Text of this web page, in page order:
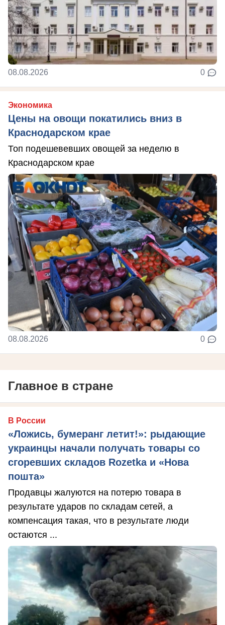
08.08.2026 0
Экономика
Цены на овощи покатились вниз в
Краснодарском крае
Топ подешевевших овощей за неделю в
Краснодарском крае
08.08.2026 0
Главное в стране
В России
«Ложись, бумеранг летит!»: рыдающие
украинцы начали получать товары со
сгоревших складов Rozetka и «Нова
пошта»
Продавцы жалуются на потерю товара в
результате ударов по складам сетей, а
компенсация такая, что в результате люди
остаются ...